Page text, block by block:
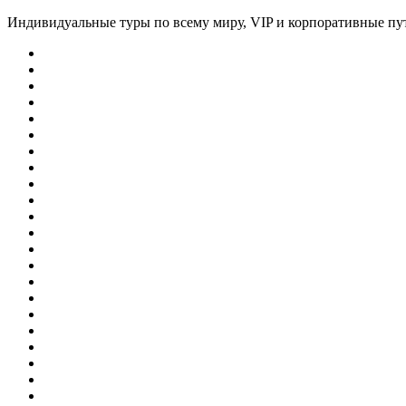
Индивидуальные туры по всему миру, VIP и корпоративные